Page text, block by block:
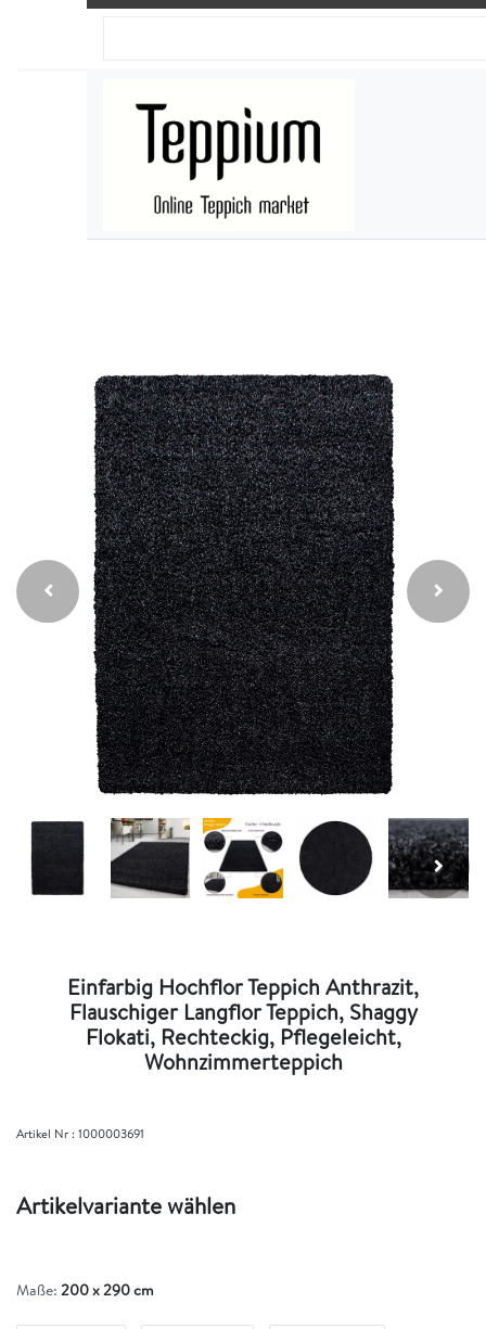
Einfarbig Hochflor Teppich Anthrazit,
Flauschiger Langflor Teppich, Shaggy
Flokati, Rechteckig, Pflegeleicht,
Wohnzimmerteppich
Artikel Nr :1000003691
Artikelvariante wählen
Maße: 200 x 290 cm